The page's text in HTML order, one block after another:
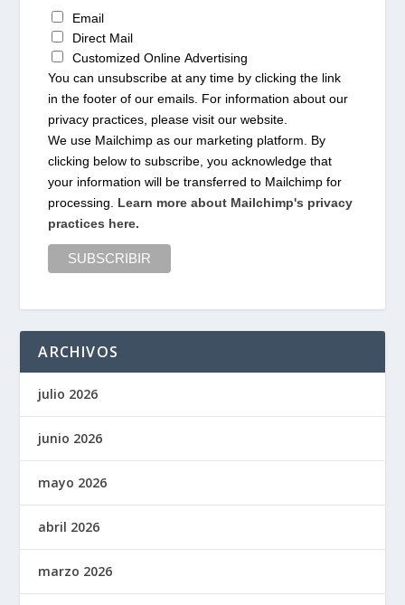
Email
Direct Mail
Customized Online Advertising
You can unsubscribe at any time by clicking the link
in the footer of our emails. For information about our
privacy practices, please visit our website.
We use Mailchimp as our marketing platform. By
clicking below to subscribe, you acknowledge that
your information will be transferred to Mailchimp for
processing. Learn more about Mailchimp's privacy
practices here.
ARCHIVOS
julio 2026
junio 2026
mayo 2026
abril 2026
marzo 2026